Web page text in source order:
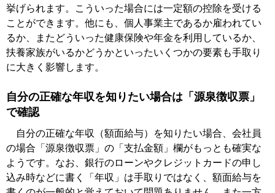
挙げられます。こういった場合には一定額の控除を受ける
ことができます。他にも、個人事業主であるか雇われてい
るか、またどういった健康保険や年金を利用しているか、
扶養家族がいるかどうかといったいくつかの要素も手取り
に大きく影響します。
自分の正確な年収を知りたい場合は「源泉徴収票」
で確認
自分の正確な年収（額面給与）を知りたい場合、会社員
の場合「源泉徴収票」の「支払金額」欄がもっとも確実な
ようです。なお、銀行のローンやクレジットカードの申し
込み時などに書く「年収」は手取りではなく、額面給与を